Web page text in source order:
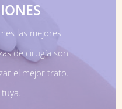
las mejores
de cirugía son
el mejor trato.
tuya.